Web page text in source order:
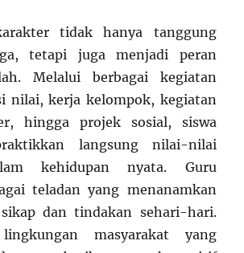
tidak hanya tanggung
tetapi juga menjadi peran
Melalui berbagai kegiatan
nilai, kerja kelompok, kegiatan
hingga projek sosial, siswa
langsung nilai-nilai
kehidupan nyata. Guru
teladan yang menanamkan
dan tindakan sehari-hari.
masyarakat yang